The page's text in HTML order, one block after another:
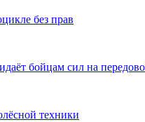
без прав
бойцам сил на
техники